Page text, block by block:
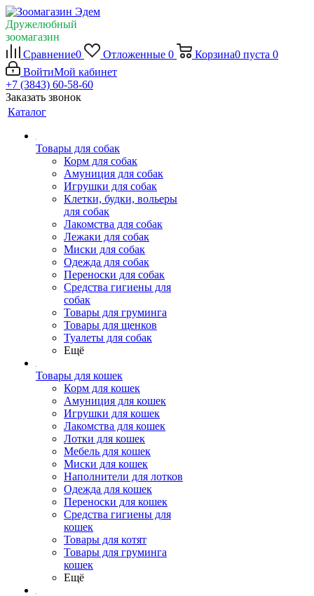
Дружелюбный
зоомагазин
Сравнение0 Отложенные 0 Корзина0 пуста 0
ВойтиМой кабинет
+7 (3843) 60-58-60
Заказать звонок
Каталог
Товары для собак
Корм для собак
Амуниция для собак
Игрушки для собак
Клетки, будки, вольеры
для собак
Лакомства для собак
Лежаки для собак
Миски для собак
Одежда для собак
Переноски для собак
Средства гигиены для
собак
Товары для груминга
Товары для щенков
Туалеты для собак
Ещё
Товары для кошек
Корм для кошек
Амуниция для кошек
Игрушки для кошек
Лакомства для кошек
Лотки для кошек
Мебель для кошек
Миски для кошек
Наполнители для лотков
Одежда для кошек
Переноски для кошек
Средства гигиены для
кошек
Товары для котят
Товары для груминга
кошек
Ещё